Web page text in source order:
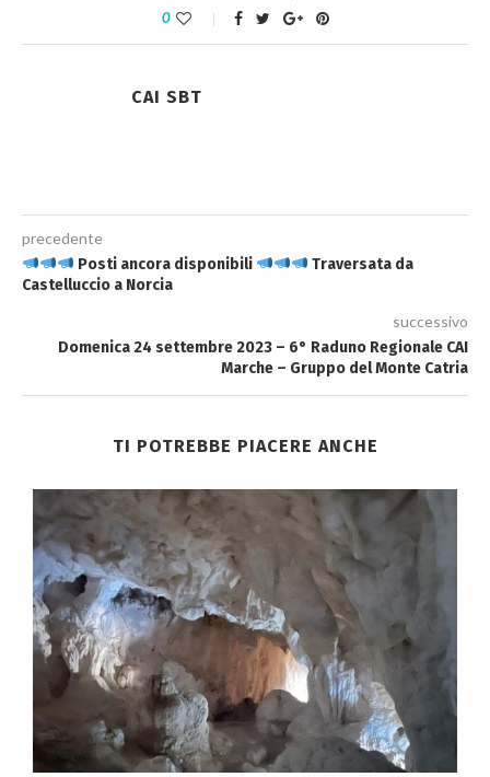
0
CAI SBT
precedente
Posti ancora disponibili
Traversata da
Castelluccio a Norcia
successivo
Domenica 24 settembre 2023 – 6° Raduno Regionale CAI
Marche – Gruppo del Monte Catria
TI POTREBBE PIACERE ANCHE